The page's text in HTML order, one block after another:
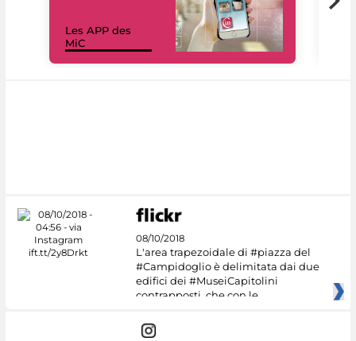
Les APP des
MiC
08/10/2018
L'area trapezoidale di #piazza del
#Campidoglio è delimitata dai due
edifici dei #MuseiCapitolini
contrapposti, che con le